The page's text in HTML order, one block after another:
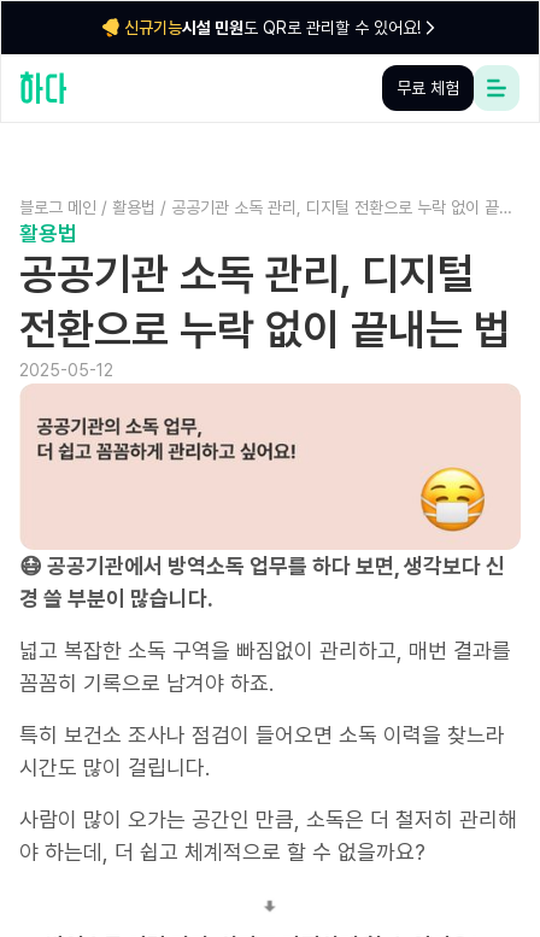
신규기능시설 민원도 QR로 관리할 수 있어요!
무료 체험
블로그 메인 / 활용법 / 공공기관 소독 관리, 디지털 전환으로 누락 없이 끝내
활용법
공공기관 소독 관리, 디지털
전환으로 누락 없이 끝내는 법
2025-05-12
😷 공공기관에서 방역소독 업무를 하다 보면, 생각보다 신
경 쓸 부분이 많습니다.
넓고 복잡한 소독 구역을 빠짐없이 관리하고, 매번 결과를
꼼꼼히 기록으로 남겨야 하죠.
특히 보건소 조사나 점검이 들어오면 소독 이력을 찾느라
시간도 많이 걸립니다.
사람이 많이 오가는 공간인 만큼, 소독은 더 철저히 관리해
야 하는데, 더 쉽고 체계적으로 할 수 없을까요?